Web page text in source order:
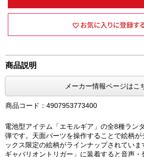
商品説明
メーカー情報ページはこ
商品コード：4907953773400
電池型アイテム「エモルギア」の全8種ラン
弾です。天面パーツを操作することで絵柄
ックス限定の絵柄がラインナップされてい
ギャバリオントリガー」に装着すると音声・